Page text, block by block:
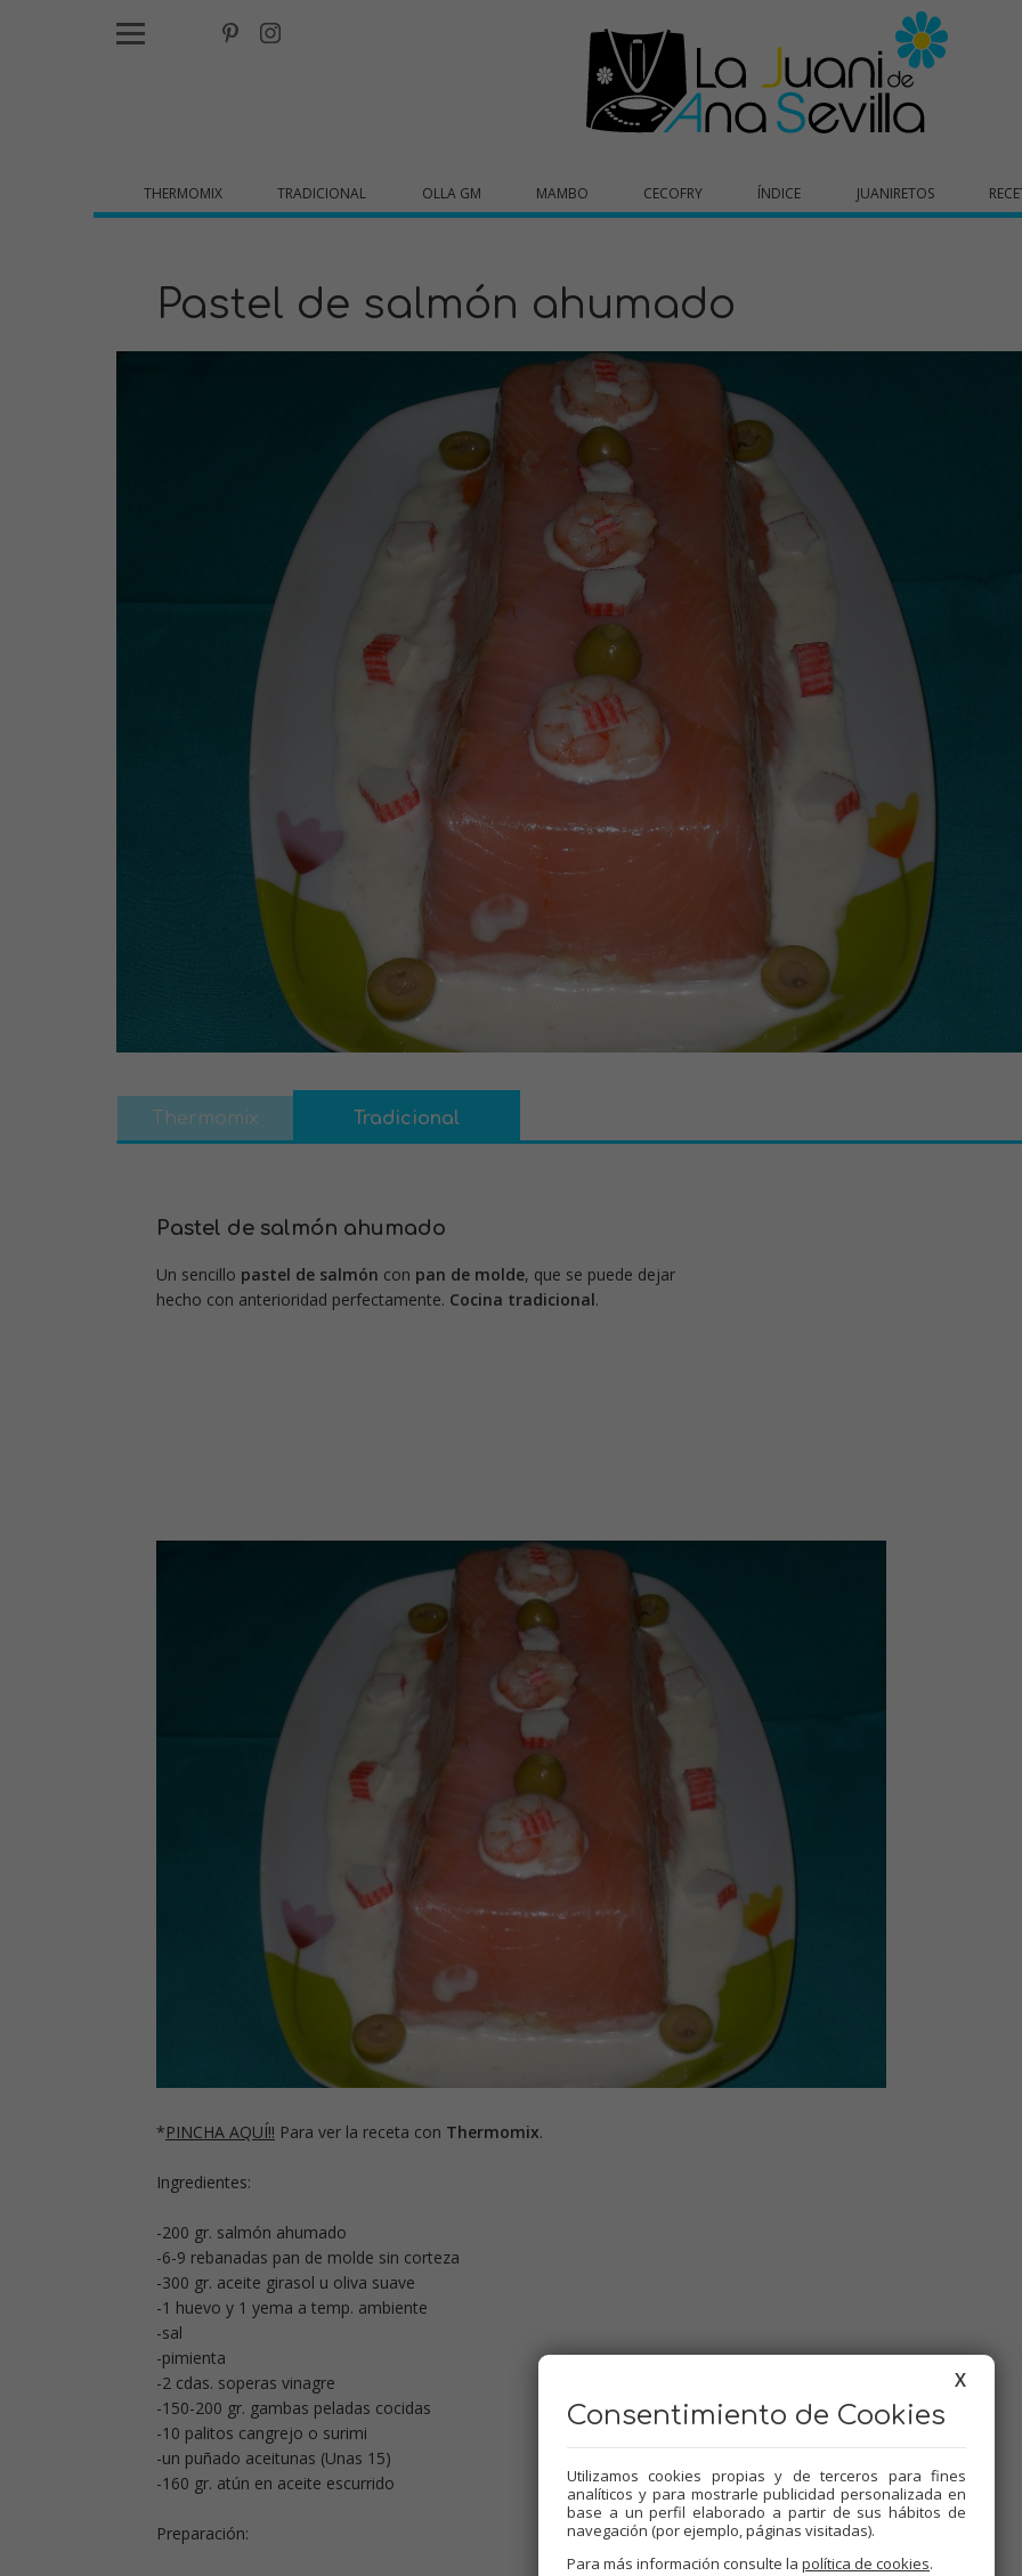
THERMOMIX TRADICIONAL OLLA GM MAMBO CECOFRY ÍNDICE JUANIRETOS
Pastel de salmón ahumado
Thermomix Tradicional
Pastel de salmón ahumado
Un sencillo pastel de salmón con pan de molde, que se puede dejar
hecho con anterioridad perfectamente. Cocina tradicional.
*PINCHA AQUÍ!! Para ver la receta con Thermomix.
Ingredientes:
-200 gr. salmón ahumado
-6-9 rebanadas pan de molde sin corteza
-300 gr. aceite girasol u oliva suave
-1 huevo y 1 yema a temp. ambiente
-sal
-pimienta
-2 cdas. soperas vinagre
-150-200 gr. gambas peladas cocidas
-10 palitos cangrejo o surimi
-un puñado aceitunas (Unas 15)
-160 gr. atún en aceite escurrido
Preparación:
X
Consentimiento de Cookies
Utilizamos cookies propias y de terceros para fines
analíticos y para mostrarle publicidad personalizada en
base a un perfil elaborado a partir de sus hábitos de
navegación (por ejemplo, páginas visitadas).
Para más información consulte la política de cookies.